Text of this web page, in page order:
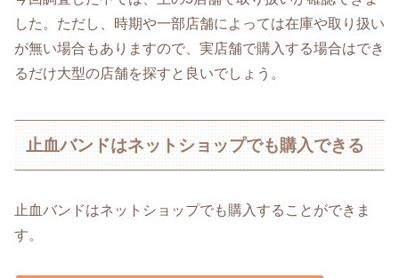
した。ただし、時期や一部店舗によっては在庫や取り扱い
が無い場合もありますので、実店舗で購入する場合はでき
るだけ大型の店舗を探すと良いでしょう。
止血バンドはネットショップでも購入できる
止血バンドはネットショップでも購入することができま
す。